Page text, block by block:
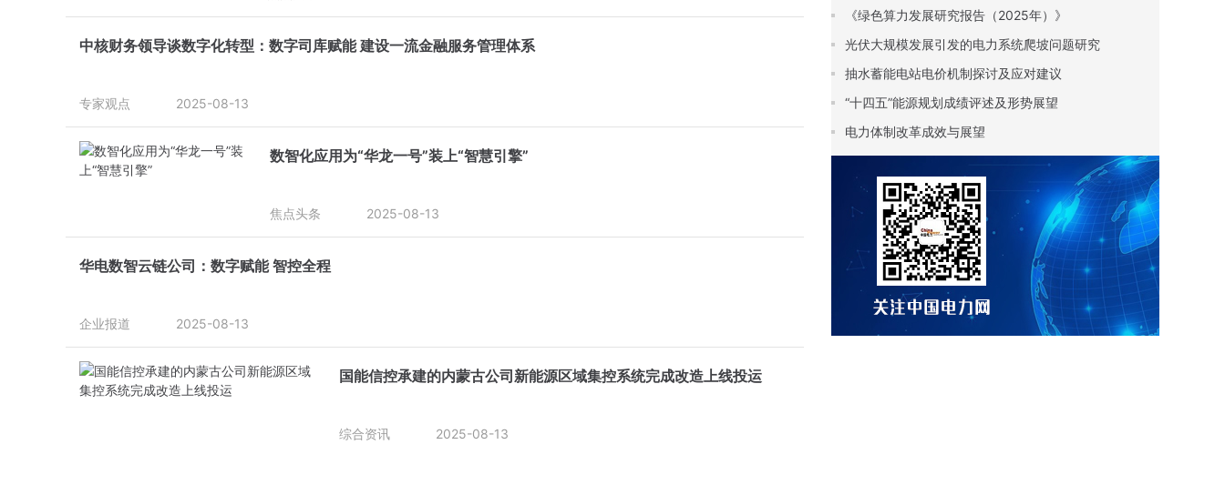
中核财务领导谈数字化转型：数字司库赋能 建设一流金融服务管理体系
专家观点 2025-08-13
数智化应用为“华龙一号”装上“智慧引擎”
焦点头条 2025-08-13
华电数智云链公司：数字赋能 智控全程
企业报道 2025-08-13
国能信控承建的内蒙古公司新能源区域集控系统完成改造上线投运
综合资讯 2025-08-13
《绿色算力发展研究报告（2025年）》
光伏大规模发展引发的电力系统爬坡问题研究
抽水蓄能电站电价机制探讨及应对建议
“十四五”能源规划成绩评述及形势展望
电力体制改革成效与展望